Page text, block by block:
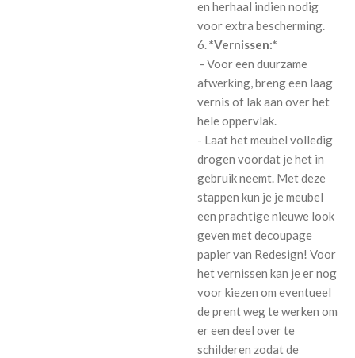
en herhaal indien nodig
voor extra bescherming.
6.*Vernissen:*
- Voor een duurzame
afwerking, breng een laag
vernis of lak aan over het
hele oppervlak.
- Laat het meubel volledig
drogen voordat je het in
gebruik neemt. Met deze
stappen kun je je meubel
een prachtige nieuwe look
geven met decoupage
papier van Redesign! Voor
het vernissen kan je er nog
voor kiezen om eventueel
de prent weg te werken om
er een deel over te
schilderen zodat de